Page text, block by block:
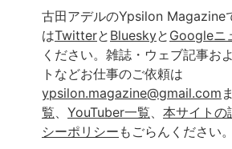
古田アデルのYpsilon Magazine
はTwitterと Blueskyと Googleニ
ください。雑誌・ウェブ記事お
トなどお仕事のご依頼は
ypsilon.magazine@gmail.com
覧
YouTuber一覧
本サイトの
シーポリシー もごらんください。